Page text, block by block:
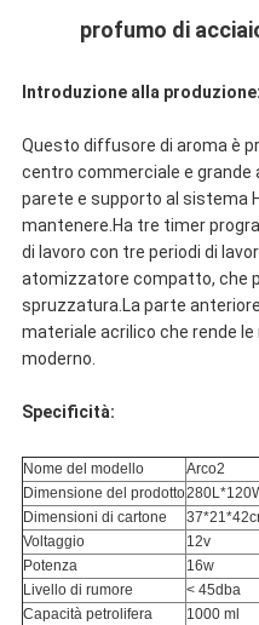
profumo di
Introduzione alla produzione:
Questo diffusore di aroma è
centro commerciale e grande
parete e supporto al sistema
mantenere.Ha tre timer
di lavoro con tre periodi di
atomizzatore compatto, che
spruzzatura.La parte
materiale acrilico che rende
moderno.
Specificità:
Nome del modello
Arco2
Dimensione del prodotto
Dimensioni di cartone
Voltaggio
12v
Potenza
16w
Livello di rumore
< 45dba
Capacità petrolifera
1000 ml